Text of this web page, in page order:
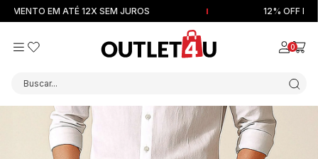
EM ATÉ 12X SEM JUROS 12% OFF NA
0
Buscar...